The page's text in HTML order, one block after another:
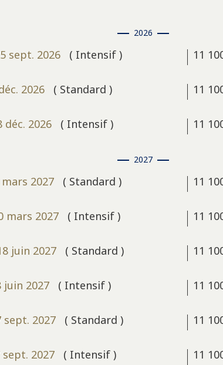
2026
sept. 2026 ( Intensif ) 11
2026 ( Standard ) 11
déc. 2026 ( Intensif ) 11
2027
2027 ( Standard ) 11
mars 2027 ( Intensif ) 11
juin 2027 ( Standard ) 11
juin 2027 ( Intensif ) 11
sept. 2027 ( Standard ) 11
2027 ( Intensif ) 11